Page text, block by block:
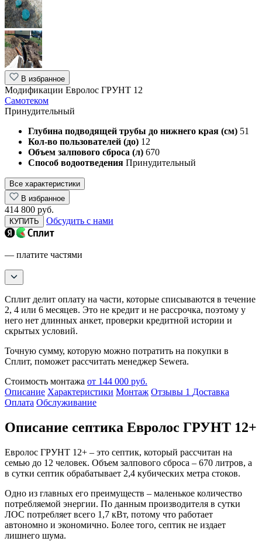
В избранное
Модификации Евролос ГРУНТ 12
Самотеком
Принудительный
Глубина подводящей трубы до нижнего края (см) 51
Кол-во пользователей (до) 12
Объем залпового сброса (л) 670
Способ водоотведения Принудительный
Все характеристики
В избранное
414 800 руб.
КУПИТЬ Обсудить с нами
— платите частями
Сплит делит оплату на части, которые списываются в течение
2, 4 или 6 месяцев. Это не кредит и не рассрочка, поэтому у
него нет длинных анкет, проверки кредитной истории и
скрытых условий.
Точную сумму, которую можно потратить на покупки в
Сплит, поможет рассчитать менеджер Sewera.
Стоимость монтажа от 144 000 руб.
Описание Характеристики Монтаж Отзывы 1 Доставка
Оплата Обслуживание
Описание септика Евролос ГРУНТ 12+
Евролос ГРУНТ 12+ – это септик, который рассчитан на
семью до 12 человек. Объем залпового сброса – 670 литров, а
в сутки септик обрабатывает 2,4 кубических метра стоков.
Одно из главных его преимуществ – маленькое количество
потребляемой энергии. По данным производителя в сутки
ЛОС потребляет всего 1,7 кВт, потому что работает
автономно и экономично. Более того, септик не издает
лишнего шума.